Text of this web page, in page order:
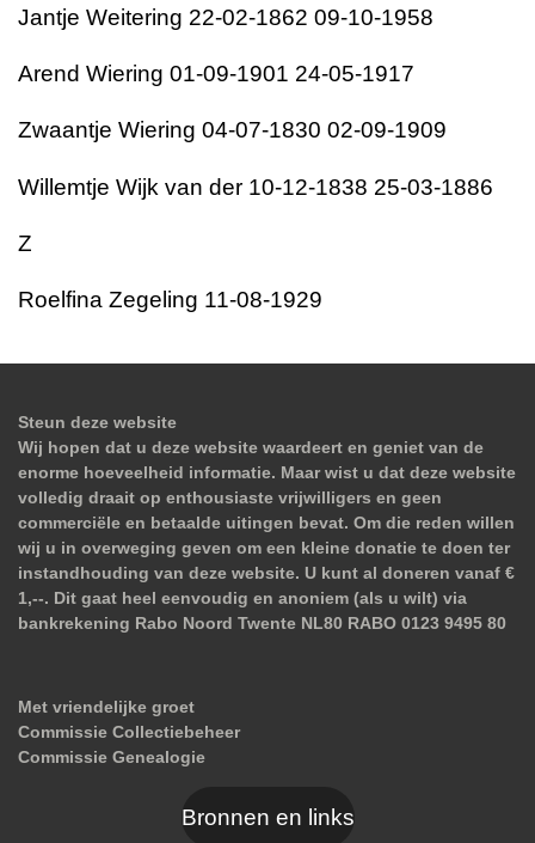
Jantje Weitering 22-02-1862 09-10-1958
Arend Wiering 01-09-1901 24-05-1917
Zwaantje Wiering 04-07-1830 02-09-1909
Willemtje Wijk van der 10-12-1838 25-03-1886
Z
Roelfina Zegeling 11-08-1929
Steun deze website
Wij hopen dat u deze website waardeert en geniet van de
enorme hoeveelheid informatie. Maar wist u dat deze website
volledig draait op enthousiaste vrijwilligers en geen
commerciële en betaalde uitingen bevat. Om die reden willen
wij u in overweging geven om een kleine donatie te doen ter
instandhouding van deze website. U kunt al doneren vanaf €
1,--. Dit gaat heel eenvoudig en anoniem (als u wilt) via
bankrekening Rabo Noord Twente NL80 RABO 0123 9495 80
Met vriendelijke groet
Commissie Collectiebeheer
Commissie Genealogie
Bronnen en links